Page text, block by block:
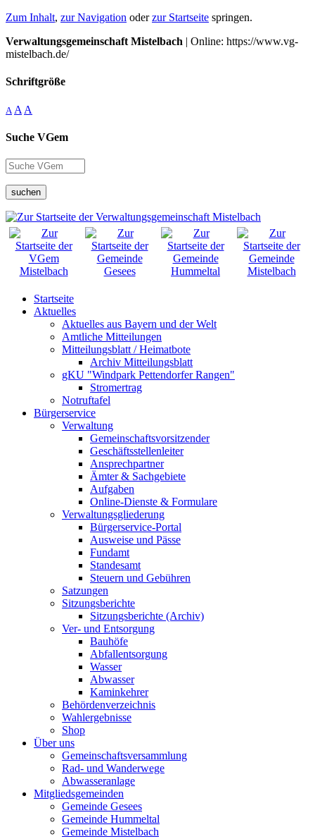
Zum Inhalt, zur Navigation oderzur Startseite springen.
Verwaltungsgemeinschaft Mistelbach | Online: https://www.vg-
mistelbach.de/
Schriftgröße
A A A
Suche VGem
suchen
Startseite
Aktuelles
Aktuelles aus Bayern und der Welt
Amtliche Mitteilungen
Mitteilungsblatt / Heimatbote
Archiv Mitteilungsblatt
gKU "Windpark Pettendorfer Rangen"
Stromertrag
Notruftafel
Bürgerservice
Verwaltung
Gemeinschaftsvorsitzender
Geschäftsstellenleiter
Ansprechpartner
Ämter & Sachgebiete
Aufgaben
Online-Dienste & Formulare
Verwaltungsgliederung
Bürgerservice-Portal
Ausweise und Pässe
Fundamt
Standesamt
Steuern und Gebühren
Satzungen
Sitzungsberichte
Sitzungsberichte (Archiv)
Ver- und Entsorgung
Bauhöfe
Abfallentsorgung
Wasser
Abwasser
Kaminkehrer
Behördenverzeichnis
Wahlergebnisse
Shop
Über uns
Gemeinschaftsversammlung
Rad- und Wanderwege
Abwasseranlage
Mitgliedsgemeinden
Gemeinde Gesees
Gemeinde Hummeltal
Gemeinde Mistelbach